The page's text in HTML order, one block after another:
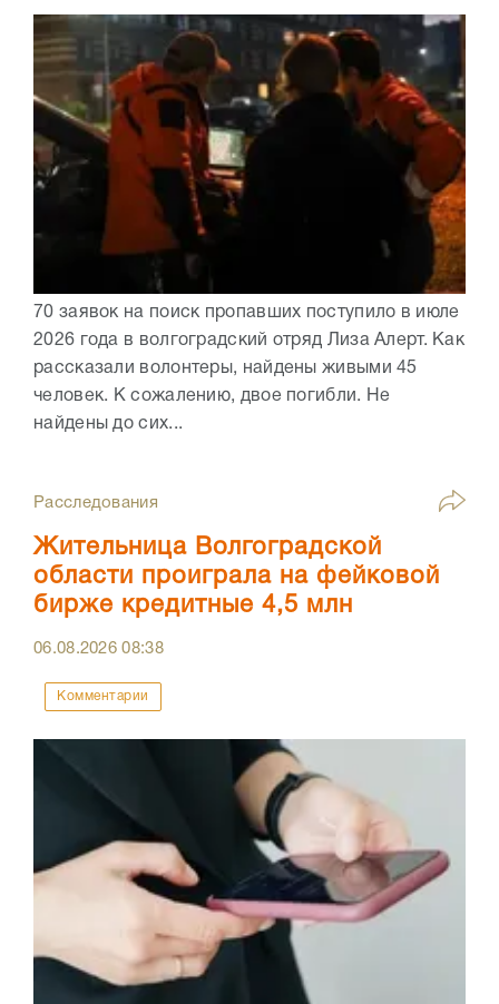
70 заявок на поиск пропавших поступило в июле
2026 года в волгоградский отряд Лиза Алерт. Как
рассказали волонтеры, найдены живыми 45
человек. К сожалению, двое погибли. Не
найдены до сих...
Расследования
Жительница Волгоградской
области проиграла на фейковой
бирже кредитные 4,5 млн
06.08.202608:38
Комментарии